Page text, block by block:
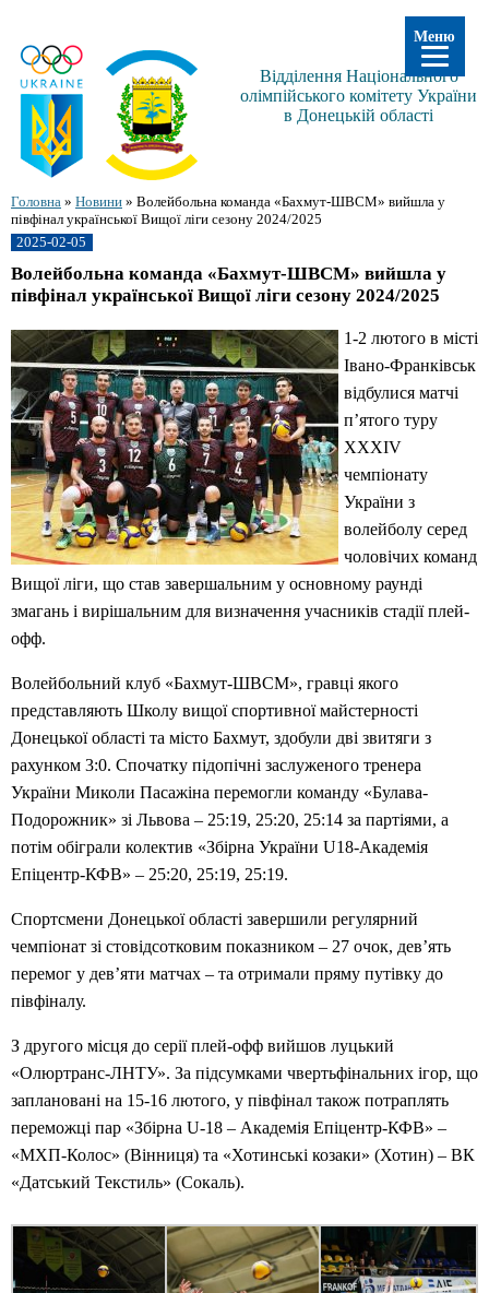
Відділення Національного
олімпійського комітету України
в Донецькій області
Головна » Новини » Волейбольна команда «Бахмут-ШВСМ» вийшла у
півфінал української Вищої ліги сезону 2024/2025
2025-02-05
Волейбольна команда «Бахмут-ШВСМ» вийшла у
півфінал української Вищої ліги сезону 2024/2025
1-2 лютого в місті
Івано-Франківськ
відбулися матчі
п’ятого туру
XXXIV
чемпіонату
України з
волейболу серед
чоловічих команд
Вищої ліги, що став завершальним у основному раунді
змагань і вирішальним для визначення учасників стадії плей-
офф.
Волейбольний клуб «Бахмут-ШВСМ», гравці якого
представляють Школу вищої спортивної майстерності
Донецької області та місто Бахмут, здобули дві звитяги з
рахунком 3:0. Спочатку підопічні заслуженого тренера
України Миколи Пасажіна перемогли команду «Булава-
Подорожник» зі Львова – 25:19, 25:20, 25:14 за партіями, а
потім обіграли колектив «Збірна України U18-Академія
Епіцентр-КФВ» – 25:20, 25:19, 25:19.
Спортсмени Донецької області завершили регулярний
чемпіонат зі стовідсотковим показником – 27 очок, дев’ять
перемог у дев’яти матчах – та отримали пряму путівку до
півфіналу.
З другого місця до серії плей-офф вийшов луцький
«Олюртранс-ЛНТУ». За підсумками чвертьфінальних ігор, що
заплановані на 15-16 лютого, у півфінал також потраплять
переможці пар «Збірна U-18 – Академія Епіцентр-КФВ» –
«МХП-Колос» (Вінниця) та «Хотинські козаки» (Хотин) – ВК
«Датський Текстиль» (Сокаль).
Меню